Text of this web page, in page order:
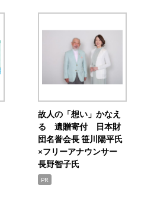
故人の「想い」かなえ
る 遺贈寄付 日本財
団名誉会長 笹川陽平氏
×フリーアナウンサー
長野智子氏
PR